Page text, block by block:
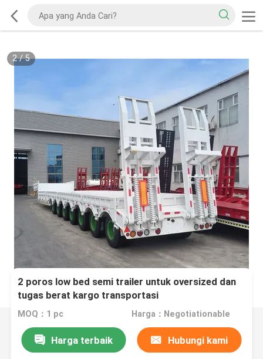
2/5
2 poros low bed semi trailer untuk oversized dan
tugas berat kargo transportasi
MOQ：1 pc Harga：Negotiationable
Harga terbaik Hubungi kami